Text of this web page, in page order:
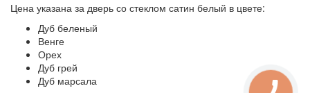
Цена указана за дверь со стеклом сатин белый в цвете:
Дуб беленый
Венге
Орех
Дуб грей
Дуб марсала